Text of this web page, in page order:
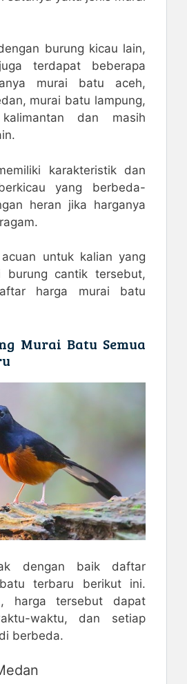
burung kicau lain,
terdapat beberapa
murai batu aceh,
murai batu lampung,
dan masih
karakteristik dan
yang berbeda-
heran jika harganya
untuk kalian yang
burung cantik tersebut,
harga murai batu
Murai Batu Semua
dengan baik daftar
terbaru berikut ini.
harga tersebut dapat
waktu, dan setiap
berbeda.